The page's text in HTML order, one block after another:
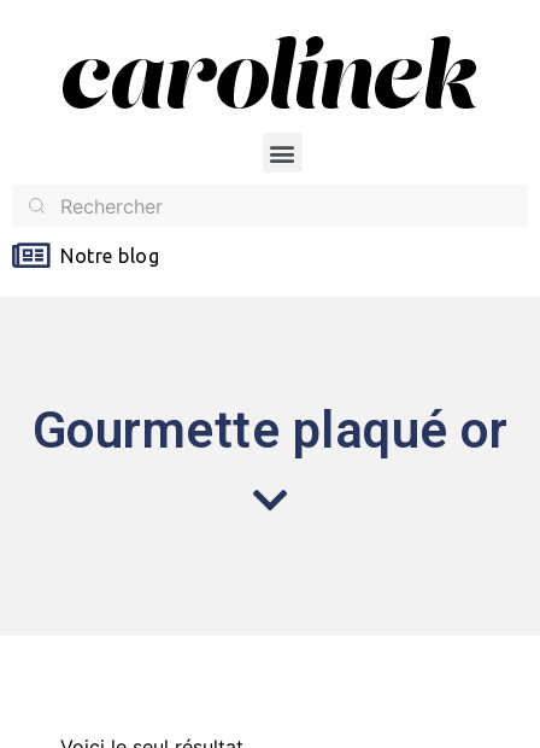
Notre blog
Gourmette plaqué or